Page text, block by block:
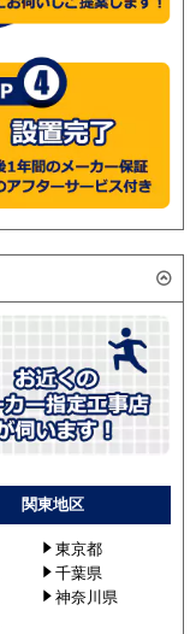
関東地区
東京都
千葉県
神奈川県